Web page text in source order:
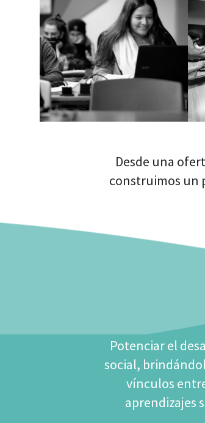
Desde una
construimos un
Potenciar el
social,
vínculos
aprendizajes